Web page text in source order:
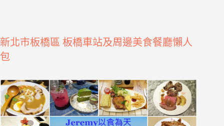
新北市板橋區 板橋車站及周邊美食餐廳懶人
包